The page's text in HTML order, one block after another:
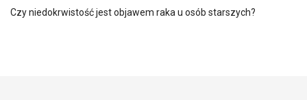
Czy niedokrwistość jest objawem raka u osób starszych?